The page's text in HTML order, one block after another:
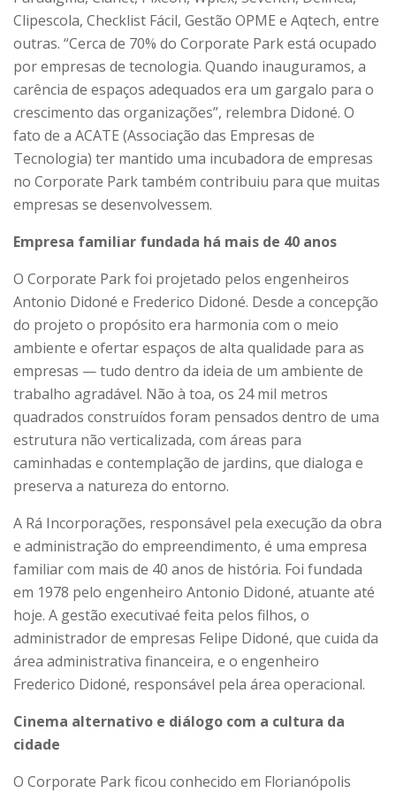
Clipescola, Checklist Fácil, Gestão OPME e Aqtech, entre
outras. “Cerca de 70% do Corporate Park está ocupado
por empresas de tecnologia. Quando inauguramos, a
carência de espaços adequados era um gargalo para o
crescimento das organizações”, relembra Didoné. O
fato de a ACATE (Associação das Empresas de
Tecnologia) ter mantido uma incubadora de empresas
no Corporate Park também contribuiu para que muitas
empresas se desenvolvessem.
Empresa familiar fundada há mais de 40 anos
O Corporate Park foi projetado pelos engenheiros
Antonio Didoné e Frederico Didoné. Desde a concepção
do projeto o propósito era harmonia com o meio
ambiente e ofertar espaços de alta qualidade para as
empresas — tudo dentro da ideia de um ambiente de
trabalho agradável. Não à toa, os 24 mil metros
quadrados construídos foram pensados dentro de uma
estrutura não verticalizada, com áreas para
caminhadas e contemplação de jardins, que dialoga e
preserva a natureza do entorno.
A Rá Incorporações, responsável pela execução da obra
e administração do empreendimento, é uma empresa
familiar com mais de 40 anos de história. Foi fundada
em 1978 pelo engenheiro Antonio Didoné, atuante até
hoje. A gestão executivaé feita pelos filhos, o
administrador de empresas Felipe Didoné, que cuida da
área administrativa financeira, e o engenheiro
Frederico Didoné, responsável pela área operacional.
Cinema alternativo e diálogo com a cultura da
cidade
O Corporate Park ficou conhecido em Florianópolis